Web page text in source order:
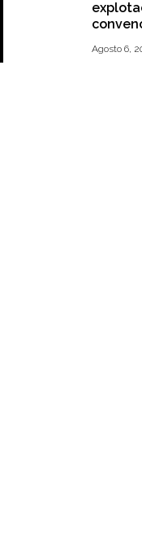
Agosto 6,